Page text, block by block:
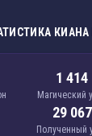
1 414
Магический
29 067
Полученный